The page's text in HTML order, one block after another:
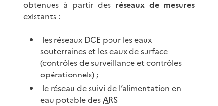
obtenues à partir des réseaux de mesures
existants :
les réseaux DCE pour les eaux
souterraines et les eaux de surface
(contrôles de surveillance et contrôles
opérationnels) ;
le réseau de suivi de l’alimentation en
eau potable desARS